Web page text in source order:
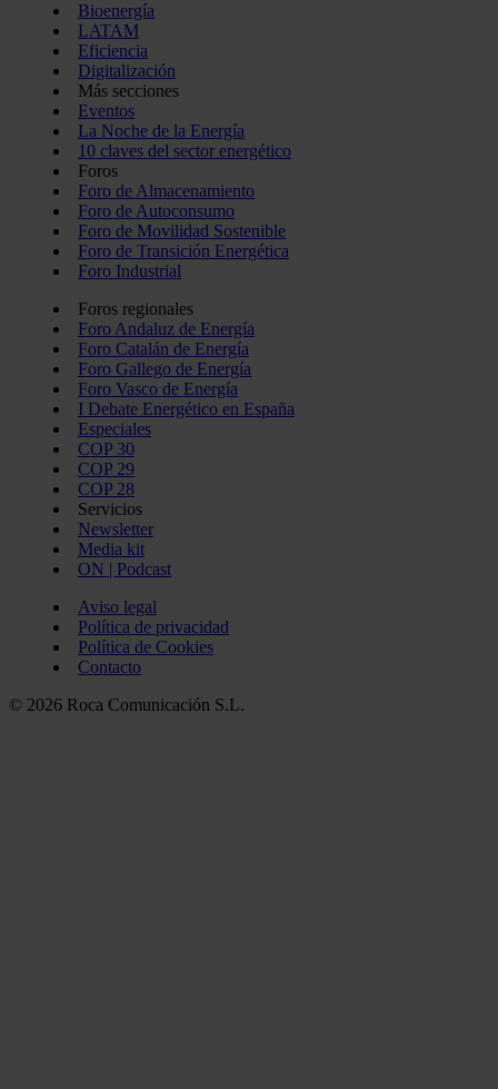
Bioenergía
LATAM
Eficiencia
Digitalización
Más secciones
Eventos
La Noche de la Energía
10 claves del sector energético
Foros
Foro de Almacenamiento
Foro de Autoconsumo
Foro de Movilidad Sostenible
Foro de Transición Energética
Foro Industrial
Foros regionales
Foro Andaluz de Energía
Foro Catalán de Energía
Foro Gallego de Energía
Foro Vasco de Energía
I Debate Energético en España
Especiales
COP 30
COP 29
COP 28
Servicios
Newsletter
Media kit
ON | Podcast
Aviso legal
Política de privacidad
Política de Cookies
Contacto
© 2026 Roca Comunicación S.L.